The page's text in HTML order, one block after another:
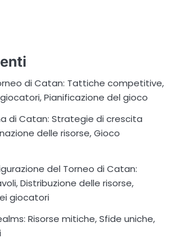
di Catan: Tattiche competitive,
Pianificazione del gioco
di Catan: Strategie di crescita
delle risorse, Gioco
del Torneo di Catan:
Distribuzione delle risorse,
giocatori
Risorse mitiche, Sfide uniche,